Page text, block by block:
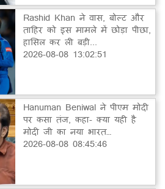
Rashid Khan ने वास, बोल्ट और
ताहिर को इस मामले में छोड़ा पीछा,
हासिल कर ली बड़ी...
2026-08-08 13:02:51
Hanuman Beniwal ने पीएम मोदी
पर कसा तंज, कहा- क्या यही है
मोदी जी का नया भारत…
2026-08-08 08:45:46